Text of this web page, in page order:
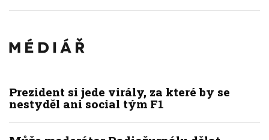
Prezident si jede virály, za které by se
nestyděl ani social tým F1